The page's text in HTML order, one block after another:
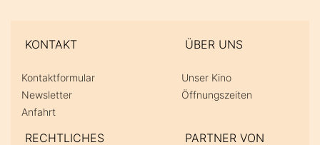
KONTAKT
Kontaktformular
Newsletter
Anfahrt
ÜBER UNS
Unser Kino
Öffnungszeiten
RECHTLICHES PARTNER VON